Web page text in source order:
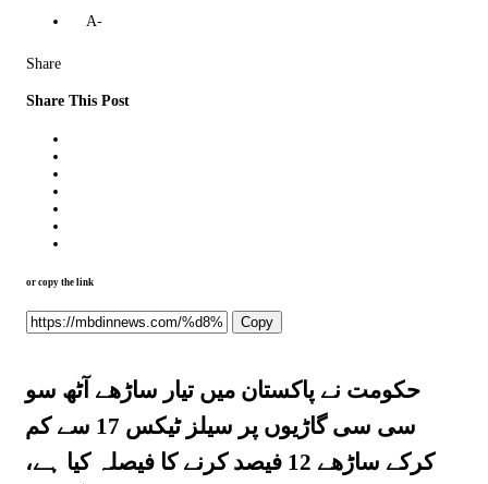
A-
Share
Share This Post
or copy the link
Copy
حکومت نے پاکستان میں تیار ساڑھے آٹھ سو
سی سی گاڑیوں پر سیلز ٹیکس 17 سے کم
کرکے ساڑھے 12 فیصد کرنے کا فیصلہ کیا ہے،